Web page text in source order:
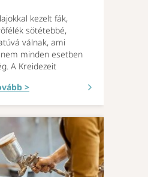
kezelt fák,
sötétebbé,
válnak, ami
minden esetben
A Kreidezeit
>